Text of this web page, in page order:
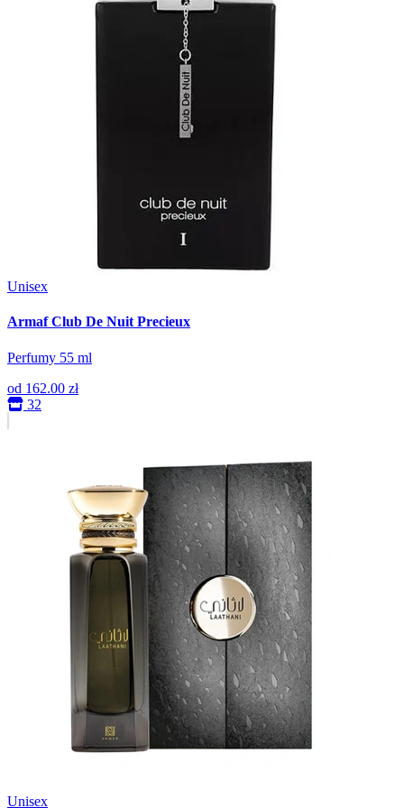
Unisex
Armaf Club De Nuit Precieux
Perfumy 55 ml
od 162.00 zł
32
Unisex